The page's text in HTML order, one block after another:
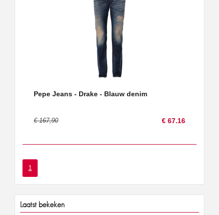
Pepe Jeans - Drake - Blauw denim
€ 167,90 € 67.16
1
Laatst bekeken